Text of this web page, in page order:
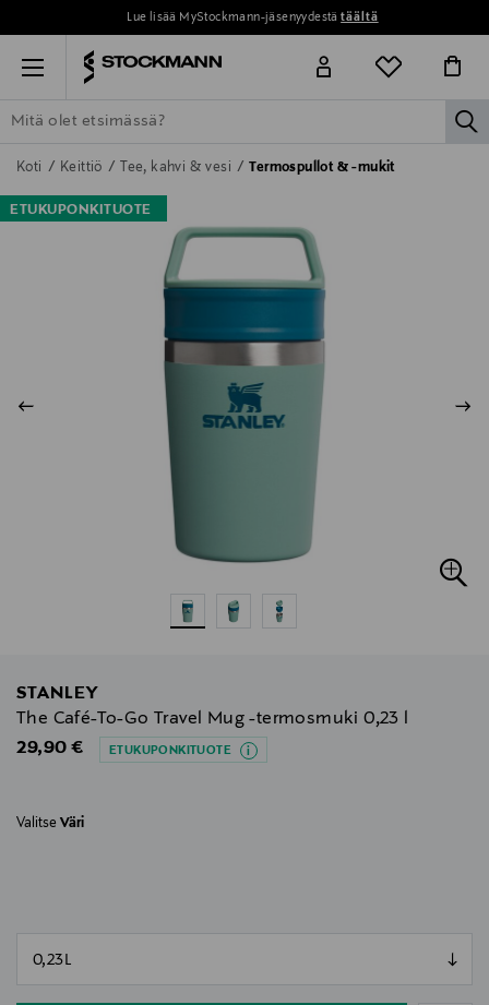
Lue lisää MyStockmann-jäsenyydestätäältä
Menu
ETSI KAIKKI NAISET MIEHET LAPSET KOTI
Koti Keittiö Tee, kahvi & vesi Termospullot & -mukit
ETUKUPONKITUOTE
STANLEY
The Café-To-Go Travel Mug -termosmuki 0,23 l
Original Price
29,90 € ETUKUPONKITUOTE
Valitse Väri